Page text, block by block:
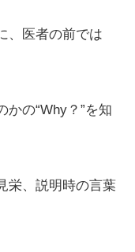
、医者の前では
の“Why？”を知
栄、説明時の言葉